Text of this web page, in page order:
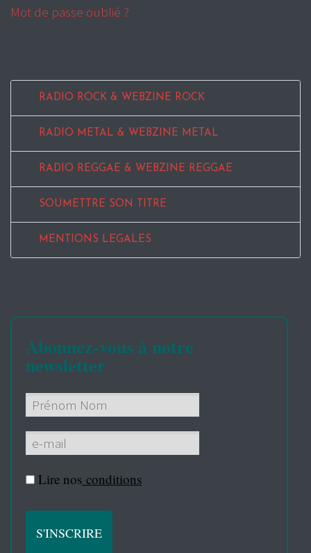
Mot de passe oublié ?
RADIO ROCK & WEBZINE ROCK
RADIO METAL & WEBZINE METAL
RADIO REGGAE & WEBZINE REGGAE
SOUMETTRE SON TITRE
MENTIONS LEGALES
Abonnez-vous à notre
newsletter
Lire nos conditions